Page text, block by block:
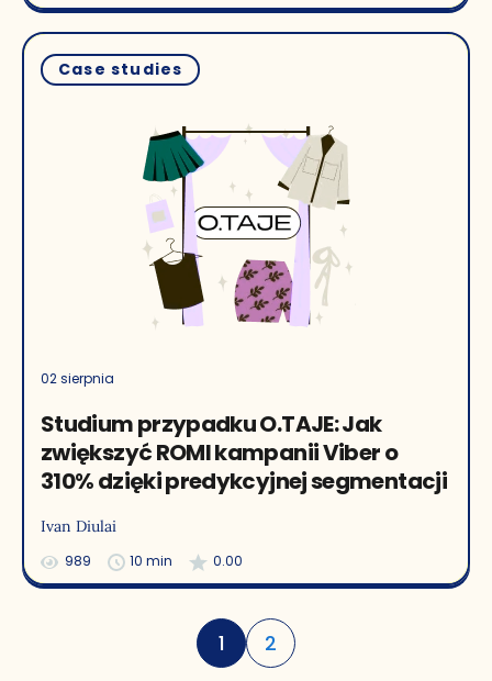
Case studies
02 sierpnia
Studium przypadku O.TAJE: Jak
zwiększyć ROMI kampanii Viber o
310% dzięki predykcyjnej segmentacji
Ivan Diulai
989 10 min 0.00
1 2